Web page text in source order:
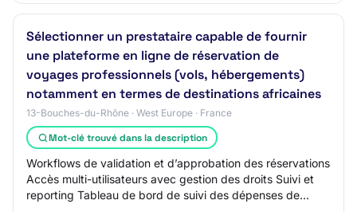
Sélectionner un prestataire capable de fournir
une plateforme en ligne de réservation de
voyages professionnels (vols, hébergements)
notamment en termes de destinations africaines
13-Bouches-du-Rhône · West Europe · France
Mot-clé trouvé dans la description
Workflows de validation et d’approbation des réservations
Accès multi-utilisateurs avec gestion des droits Suivi et
reporting Tableau de bord de suivi des dépenses de